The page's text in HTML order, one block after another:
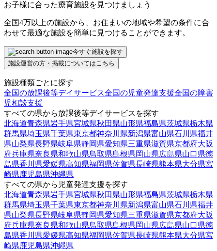
お子様に合った療育施設を見つけましょう
全国4万以上の施設から、お住まいの地域や希望の条件に合
わせて最適な施設を簡単に見つけることができます。
今すぐ施設を探す
施設運営の方・掲載についてはこちら
施設種類ごとに探す
全国の放課後等デイサービス全国の児童発達支援全国の障害
児相談支援
すべての県から放課後等デイサービスを探す
北海道青森県岩手県宮城県秋田県山形県福島県茨城県栃木県
群馬県埼玉県千葉県東京都神奈川県新潟県富山県石川県福井
県山梨県長野県岐阜県静岡県愛知県三重県滋賀県京都府大阪
府兵庫県奈良県和歌山県鳥取県島根県岡山県広島県山口県徳
島県香川県愛媛県高知県福岡県佐賀県長崎県熊本県大分県宮
崎県鹿児島県沖縄県
すべての県から児童発達支援を探す
北海道青森県岩手県宮城県秋田県山形県福島県茨城県栃木県
群馬県埼玉県千葉県東京都神奈川県新潟県富山県石川県福井
県山梨県長野県岐阜県静岡県愛知県三重県滋賀県京都府大阪
府兵庫県奈良県和歌山県鳥取県島根県岡山県広島県山口県徳
島県香川県愛媛県高知県福岡県佐賀県長崎県熊本県大分県宮
崎県鹿児島県沖縄県